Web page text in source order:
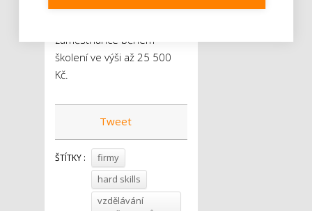
zaměstnance během
školení ve výši až 25 500
Kč.
Tweet
ŠTÍTKY :
firmy
hard skills
vzdělávání